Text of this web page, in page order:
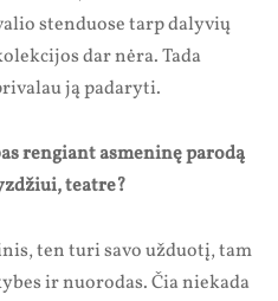
stenduose tarp dalyvių
dar nėra. Tada
ją padaryti.
rengiant asmeninę parodą
teatre?
ten turi savo užduotį, tam
ir nuorodas. Čia niekada